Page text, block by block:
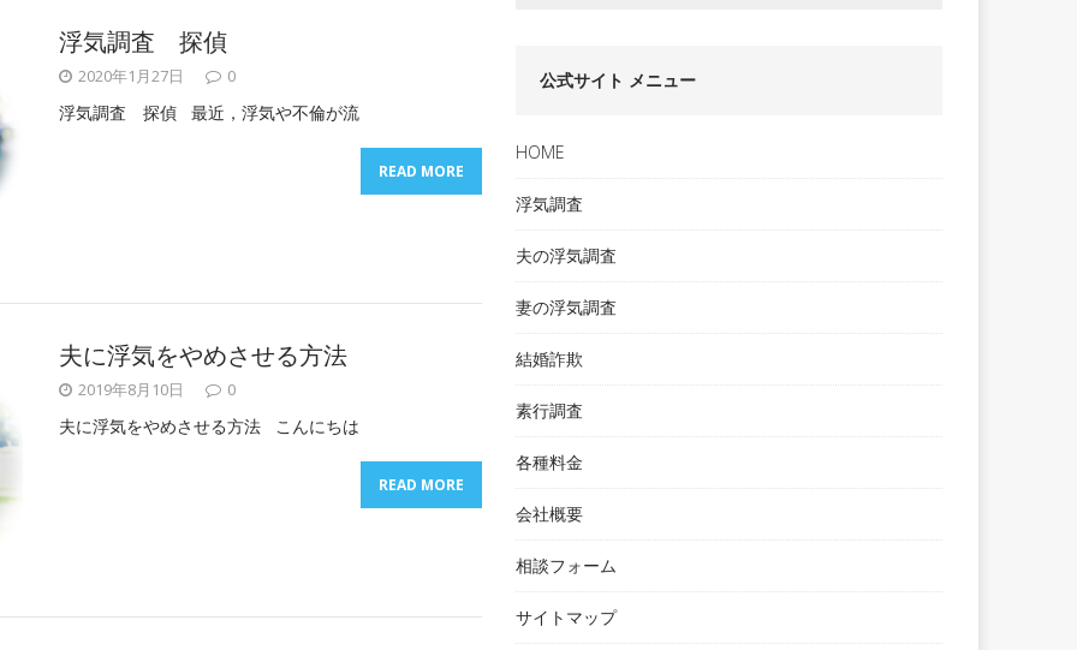
浮気調査 探偵
2020年1月27日 0
浮気調査 探偵 最近，浮気や不倫が流
READ MORE
夫に浮気をやめさせる方法
2019年8月10日 0
夫に浮気をやめさせる方法 こんにちは
READ MORE
公式サイト メニュー
HOME
浮気調査
夫の浮気調査
妻の浮気調査
結婚詐欺
素行調査
各種料金
会社概要
相談フォーム
サイトマップ